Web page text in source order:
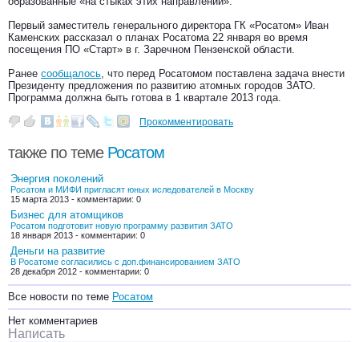
Первый заместитель генерального директора ГК «Росатом» Иван
Каменских рассказал о планах Росатома 22 января во время
посещения ПО «Старт» в г. Заречном Пензенской области.
Ранее сообщалось, что перед Росатомом поставлена задача внести
Президенту предложения по развитию атомных городов ЗАТО.
Программа должна быть готова в 1 квартале 2013 года.
Прокомментировать
также по теме Росатом
Энергия поколений
Росатом и МИФИ пригласят юных иследователей в Москву
15 марта 2013 - комментарии: 0
Бизнес для атомщиков
Росатом подготовит новую программу развития ЗАТО
18 января 2013 - комментарии: 0
Деньги на развитие
В Росатоме согласились с доп.финансированием ЗАТО
28 декабря 2012 - комментарии: 0
Все новости по теме Росатом
Нет комментариев
Написать